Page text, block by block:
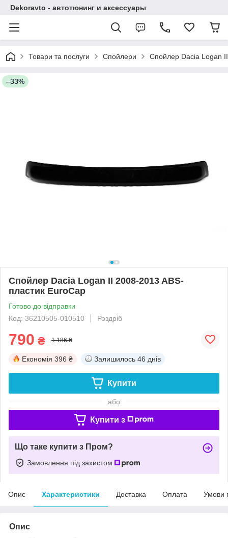
Dekoravto - автотюнинг и аксессуары
Товари та послуги Спойлери Спойлер Dacia Logan
–33%
Спойлер Dacia Logan II 2008-2013 ABS-
пластик EuroCap
Готово до відправки
Код: 36210505-010510
Роздріб
790 ₴ 1 186 ₴
Економія 396 ₴ Залишилось 46 днів
Купити
або
Купити з
Що таке купити з Пром?
Замовлення під захистом
Опис Характеристики Доставка Оплата Умови
Опис